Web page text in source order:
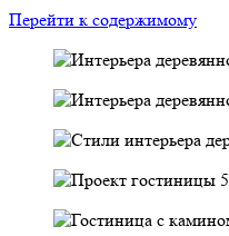
Перейти к содержимому